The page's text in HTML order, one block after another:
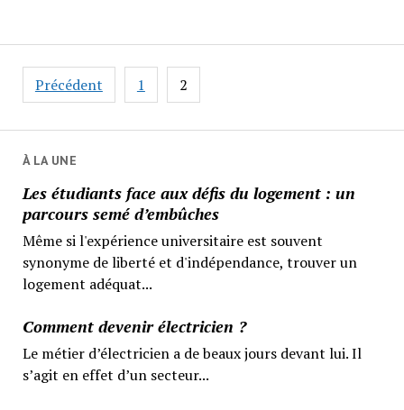
À LA UNE
Les étudiants face aux défis du logement : un
parcours semé d’embûches
Même si l'expérience universitaire est souvent
synonyme de liberté et d'indépendance, trouver un
logement adéquat...
Comment devenir électricien ?
Le métier d’électricien a de beaux jours devant lui. Il
s’agit en effet d’un secteur...
Pagination
des
Précédent 1 2